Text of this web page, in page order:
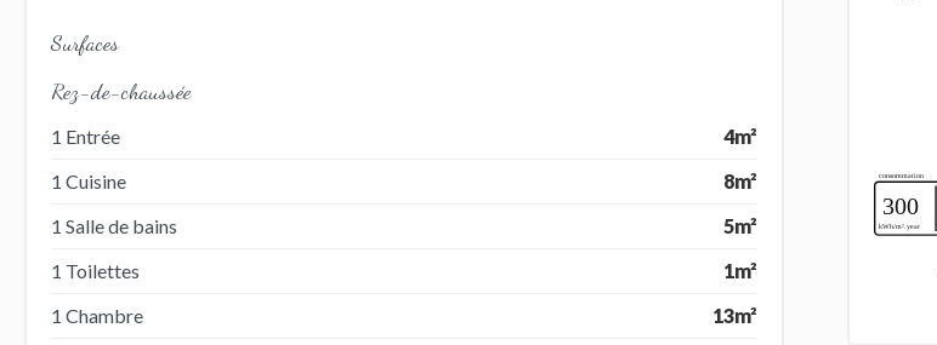
Surfaces
Rez-de-chaussée
1 Entrée
4m²
1 Cuisine
8m²
1 Salle de bains
5m²
1 Toilettes
1m²
1 Chambre
13m²